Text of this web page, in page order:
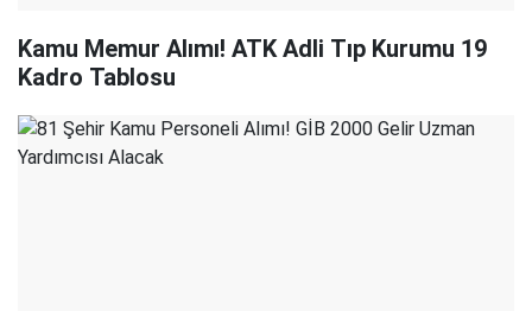
Kamu Memur Alımı! ATK Adli Tıp Kurumu 19
Kadro Tablosu